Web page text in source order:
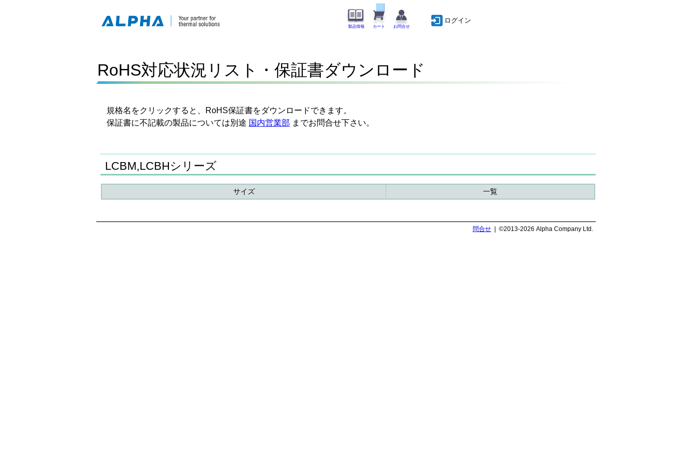
製品情報 カート お問合せ
ログイン
RoHS対応状況リスト・保証書ダウンロード
規格名をクリックすると、RoHS保証書をダウンロードできます。
保証書に不記載の製品については別途 国内営業部 までお問合せ下さい。
LCBM,LCBHシリーズ
サイズ 一覧
問合せ | ©2013-2026 Alpha Company Ltd.